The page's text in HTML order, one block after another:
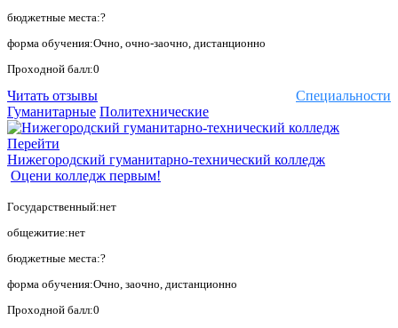
бюджетные места:?
форма обучения:Очно, очно-заочно, дистанционно
Проходной балл:0
Специальности
Читать отзывы
Гуманитарные Политехнические
Перейти
Нижегородский гуманитарно-технический колледж
Оцени колледж первым!
Государственный:нет
общежитие:нет
бюджетные места:?
форма обучения:Очно, заочно, дистанционно
Проходной балл:0